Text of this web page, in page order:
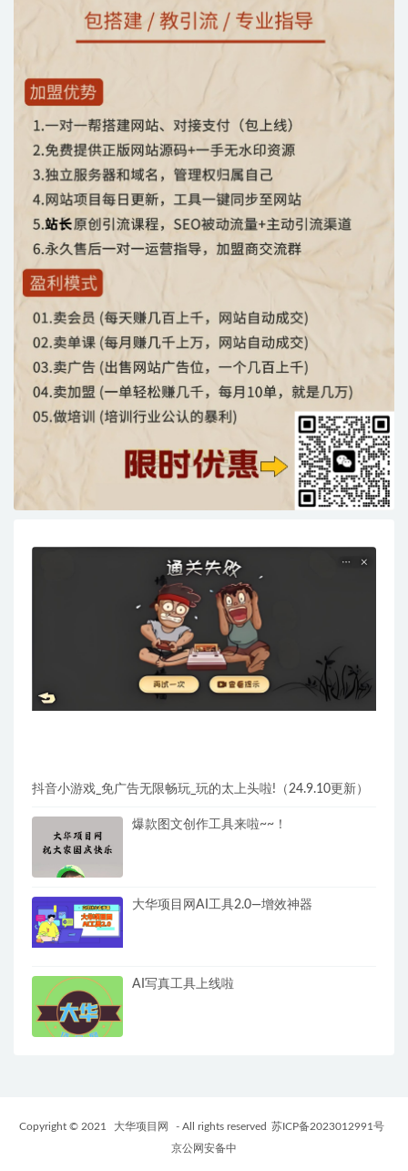
抖音小游戏_免广告无限畅玩_玩的太上头啦!（24.9.10更新）
爆款图文创作工具来啦~~！
大华项目网AI工具2.0—增效神器
AI写真工具上线啦
Copyright © 2021 大华项目网 - All rights reserved 苏ICP备2023012991号
京公网安备中